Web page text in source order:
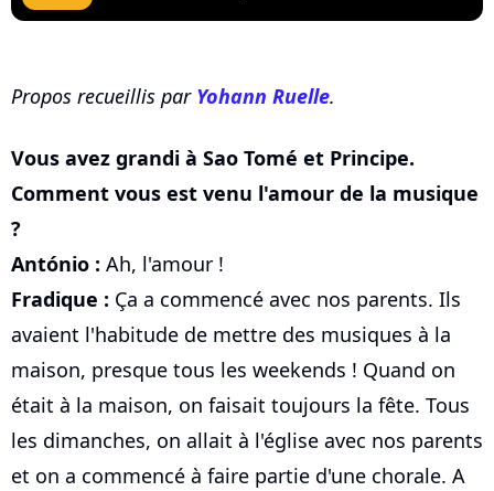
Propos recueillis par Yohann Ruelle.
Vous avez grandi à Sao Tomé et Principe.
Comment vous est venu l'amour de la musique
?
António : Ah, l'amour !
Fradique : Ça a commencé avec nos parents. Ils
avaient l'habitude de mettre des musiques à la
maison, presque tous les weekends ! Quand on
était à la maison, on faisait toujours la fête. Tous
les dimanches, on allait à l'église avec nos parents
et on a commencé à faire partie d'une chorale. A